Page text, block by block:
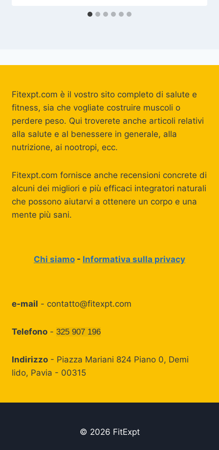
Fitexpt.com è il vostro sito completo di salute e
fitness, sia che vogliate costruire muscoli o
perdere peso. Qui troverete anche articoli relativi
alla salute e al benessere in generale, alla
nutrizione, ai nootropi, ecc.
Fitexpt.com fornisce anche recensioni concrete di
alcuni dei migliori e più efficaci integratori naturali
che possono aiutarvi a ottenere un corpo e una
mente più sani.
Chi siamo - Informativa sulla privacy
e-mail - contatto@fitexpt.com
Telefono - 325 907 196
Indirizzo - Piazza Mariani 824 Piano 0, Demi
lido, Pavia - 00315
© 2026 FitExpt